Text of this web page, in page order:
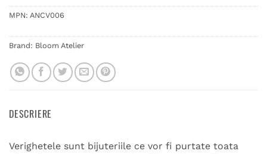
MPN: ANCV006
Brand: Bloom Atelier
DESCRIERE
Verighetele sunt bijuteriile ce vor fi purtate toata